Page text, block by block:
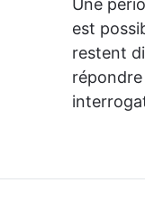
Une
est
restent